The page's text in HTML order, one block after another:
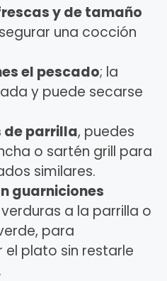
y de tamaño
una cocción
el pescado; la
y puede secarse
de parrilla, puedes
o sartén grill para
similares.
guarniciones
a la parrilla o
para
plato sin restarle